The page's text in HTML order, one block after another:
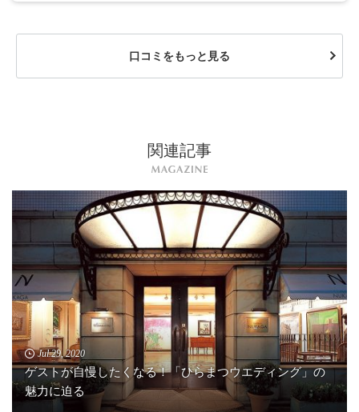
口コミをもっと見る
関連記事
Jul.29, 2020
ゲストが自慢したくなる！「ひらまつウエディング」の
魅力に迫る